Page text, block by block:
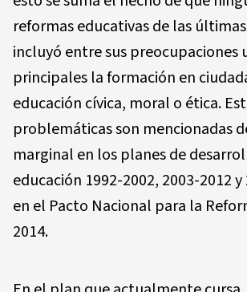
reformas educativas de las
incluyó entre sus preocupaciones
principales la formación en
educación cívica, moral o ética.
problemáticas son mencionadas
marginal en los planes de
educación 1992-2002, 2003-2012
en el Pacto Nacional para la
2014.